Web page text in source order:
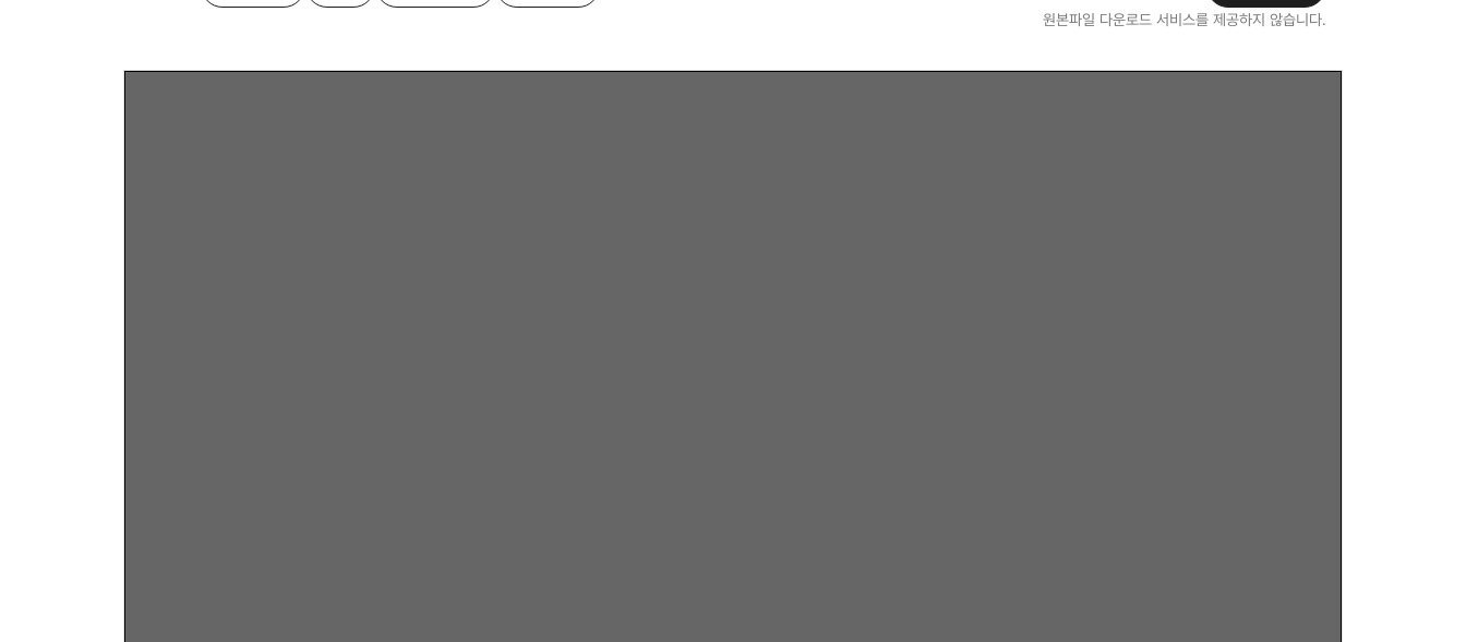
원본파일 다운로드 서비스를 제공하지 않습니다.